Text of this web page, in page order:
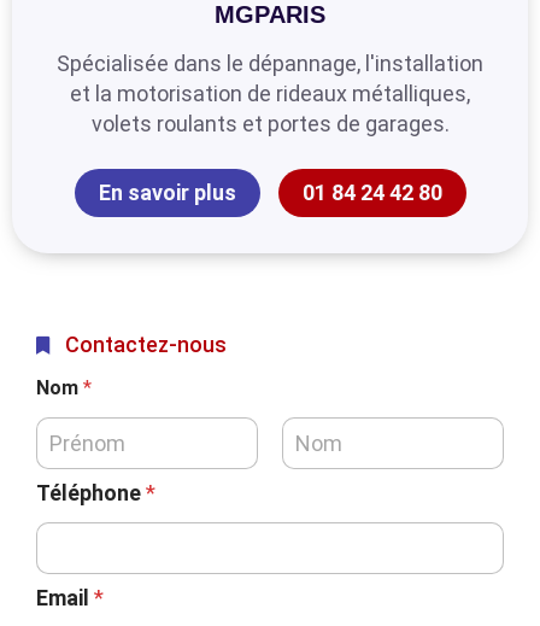
MGPARIS
Spécialisée dans le dépannage, l'installation
et la motorisation de rideaux métalliques,
volets roulants et portes de garages.
En savoir plus 01 84 24 42 80
Contactez-nous
Nom *
Téléphone*
Email *